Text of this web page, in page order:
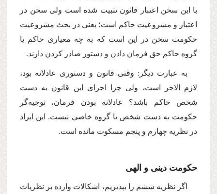
با این سخن اعتبار قانون تثبیت شده است ولى سخن در
اعتبار و مشروعیت حاكم است؛ یعنى در بحث مشروعیت
حكومت سخن در این است كه به چه معیارى حاكم یا
گروه حاكم حق فرمان دادن و دستور صادر كردن دارند.
به عبارت دیگر: وقتى قانون و دستورى عادلانه بود،
لازم الاجر است، ولى چرا اجراى این قانون به دست
شخص حاكم باشد؟ عادلانه بودن فرمان، توجیه‌گر
حكومت به دست شخص یا گروه خاصى نیست. این ایراد
در نظریه چهارم و پنجم مسكوت مانده است.
حكومت دینى و الهى
اگر نظریه ششم را بپذیریم، اشكالات وارده بر نظریات